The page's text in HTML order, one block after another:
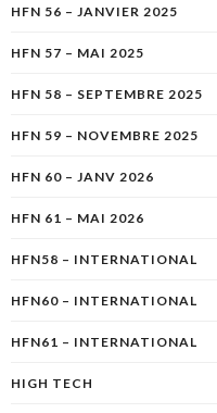
HFN 56 – JANVIER 2025
HFN 57 – MAI 2025
HFN 58 – SEPTEMBRE 2025
HFN 59 – NOVEMBRE 2025
HFN 60 – JANV 2026
HFN 61 – MAI 2026
HFN58 – INTERNATIONAL
HFN60 – INTERNATIONAL
HFN61 – INTERNATIONAL
HIGH TECH